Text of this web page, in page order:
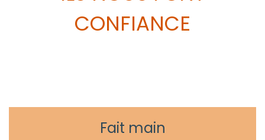
CONFIANCE
Fait main